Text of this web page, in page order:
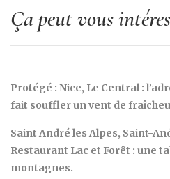
Ça peut vous
Protégé : Nice, Le Central :
fait souffler un vent de
Saint André les Alpes, Saint-
Restaurant Lac et Forêt : une
montagnes.